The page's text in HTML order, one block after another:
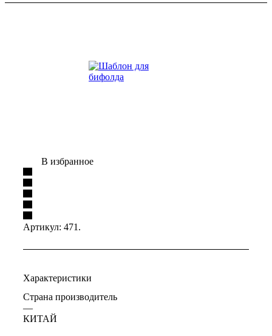
В избранное
Артикул: 471.
Характеристики
Страна производитель
—
КИТАЙ